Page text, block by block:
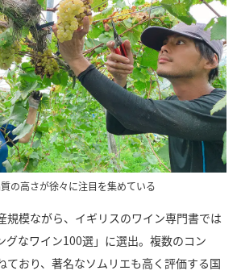
の高さが徐々に注目を集めている
規模ながら、イギリスのワイン専門書では
グなワイン100選」に選出。複数のコン
ており、著名なソムリエも高く評価する国